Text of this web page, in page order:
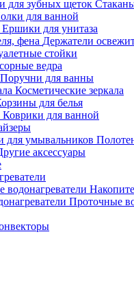
для ванной
Ершики для унитаза
Держатели
стойки
ведра
Поручни для ванны
Косметические зеркала
для белья
Коврики для ванной
аксессуары
Проточные